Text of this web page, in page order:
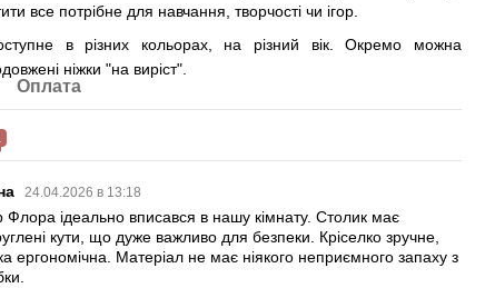
все потрібне для навчання, творчості чи ігор.
в різних кольорах, на різний вік. Окремо можна
ніжки "на виріст".
Оплата
24.04.2026 в 13:18
Флора ідеально вписався в нашу кімнату. Столик має
кути, що дуже важливо для безпеки. Кріселко зручне,
ергономічна. Матеріал не має ніякого неприємного запаху з